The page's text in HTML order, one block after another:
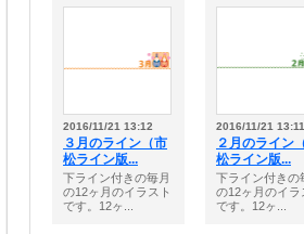
2016/11/21 13:12
３月のライン（市
松ライン版...
下ライン付きの毎月
の12ヶ月のイラスト
です。12ヶ...
2016/11/21 13:11
２月のライン
松ライン版...
下ライン付きの
の12ヶ月のイラ
です。12ヶ...